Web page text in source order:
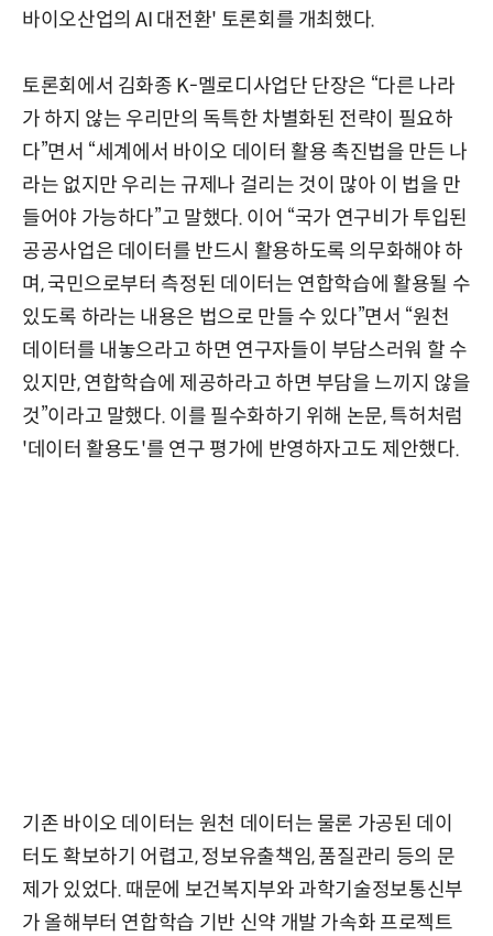
바이오산업의 AI 대전환' 토론회를 개최했다.
토론회에서 김화종 K-멜로디사업단 단장은 “다른 나라
가 하지 않는 우리만의 독특한 차별화된 전략이 필요하
다”면서 “세계에서 바이오 데이터 활용 촉진법을 만든 나
라는 없지만 우리는 규제나 걸리는 것이 많아 이 법을 만
들어야 가능하다”고 말했다. 이어 “국가 연구비가 투입된
공공사업은 데이터를 반드시 활용하도록 의무화해야 하
며, 국민으로부터 측정된 데이터는 연합학습에 활용될 수
있도록 하라는 내용은 법으로 만들 수 있다”면서 “원천
데이터를 내놓으라고 하면 연구자들이 부담스러워 할 수
있지만, 연합학습에 제공하라고 하면 부담을 느끼지 않을
것”이라고 말했다. 이를 필수화하기 위해 논문, 특허처럼
'데이터 활용도'를 연구 평가에 반영하자고도 제안했다.
기존 바이오 데이터는 원천 데이터는 물론 가공된 데이
터도 확보하기 어렵고, 정보유출책임, 품질관리 등의 문
제가 있었다. 때문에 보건복지부와 과학기술정보통신부
가 올해부터 연합학습 기반 신약 개발 가속화 프로젝트